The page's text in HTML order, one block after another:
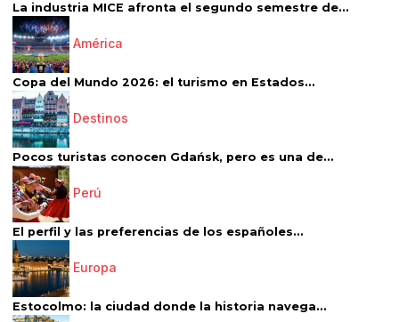
La industria MICE afronta el segundo semestre de...
América
Copa del Mundo 2026: el turismo en Estados...
Destinos
Pocos turistas conocen Gdańsk, pero es una de...
Perú
El perfil y las preferencias de los españoles...
Europa
Estocolmo: la ciudad donde la historia navega...